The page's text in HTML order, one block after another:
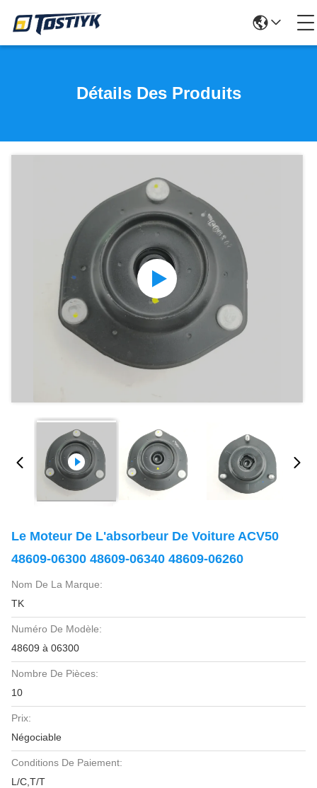
Détails Des Produits
Le Moteur De L'absorbeur De Voiture ACV50
48609-06300 48609-06340 48609-06260
Nom De La Marque:
TK
Numéro De Modèle:
48609 à 06300
Nombre De Pièces:
10
Prix:
Négociable
Conditions De Paiement:
L/C,T/T